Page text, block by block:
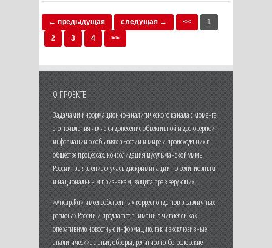
← предыдущая следущая → <<
1
2
3 4 >>
О ПРОЕКТЕ
Задачами информационно-аналитического канала с момента
его появления является донесение объективной и достоверной
информации о событиях в России и мире и происходящих в
обществе процессах, консолидация мусульманской уммы
России, выявление случаев дискриминации по религиозным
и национальным признакам, защита прав верующих.
«Ансар.Ru» имеет собственных корреспондентов в различных
регионах России и предлагает вниманию читателей как
оперативную новостную информацию, так и эксклюзивные
аналитические статьи, обзоры, религиозно-богословские